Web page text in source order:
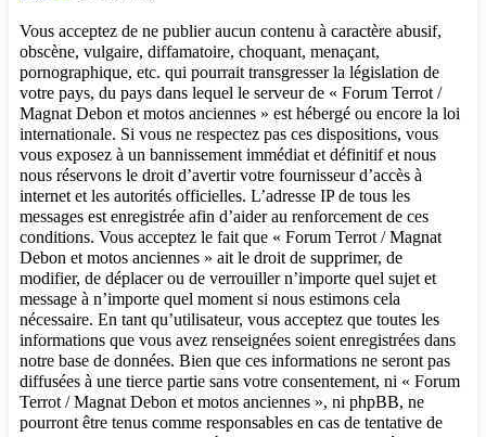
Vous acceptez de ne publier aucun contenu à caractère abusif,
obscène, vulgaire, diffamatoire, choquant, menaçant,
pornographique, etc. qui pourrait transgresser la législation de
votre pays, du pays dans lequel le serveur de « Forum Terrot /
Magnat Debon et motos anciennes » est hébergé ou encore la loi
internationale. Si vous ne respectez pas ces dispositions, vous
vous exposez à un bannissement immédiat et définitif et nous
nous réservons le droit d’avertir votre fournisseur d’accès à
internet et les autorités officielles. L’adresse IP de tous les
messages est enregistrée afin d’aider au renforcement de ces
conditions. Vous acceptez le fait que « Forum Terrot / Magnat
Debon et motos anciennes » ait le droit de supprimer, de
modifier, de déplacer ou de verrouiller n’importe quel sujet et
message à n’importe quel moment si nous estimons cela
nécessaire. En tant qu’utilisateur, vous acceptez que toutes les
informations que vous avez renseignées soient enregistrées dans
notre base de données. Bien que ces informations ne seront pas
diffusées à une tierce partie sans votre consentement, ni « Forum
Terrot / Magnat Debon et motos anciennes », ni phpBB, ne
pourront être tenus comme responsables en cas de tentative de